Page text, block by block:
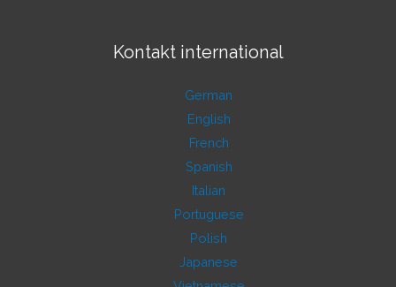
Kontakt international
English
French
Spanish